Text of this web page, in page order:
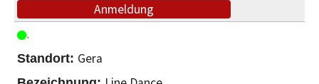
Anmeldung
Gera